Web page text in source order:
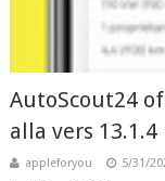
AutoScout24
alla vers 13.1.4
appleforyou 5/31/